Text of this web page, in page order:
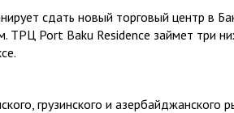
сдать новый торговый центр в
ТРЦ Port Baku Residence займет три
грузинского и азербайджанского